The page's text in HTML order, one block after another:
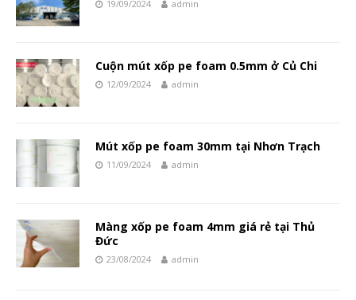
19/09/2024 admin
Cuộn mút xốp pe foam 0.5mm ở Củ Chi
12/09/2024 admin
Mút xốp pe foam 30mm tại Nhơn Trạch
11/09/2024 admin
Màng xốp pe foam 4mm giá rẻ tại Thủ
Đức
23/08/2024 admin